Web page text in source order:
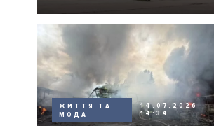
ЖИТТЯ ТА
МОДА
14.07.2026
14:34